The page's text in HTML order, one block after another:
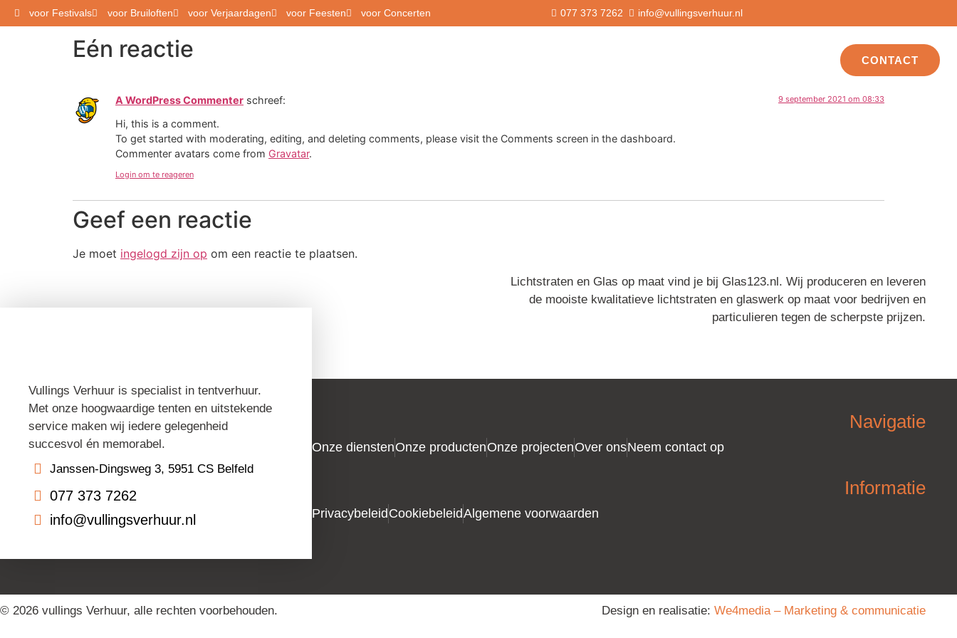
voor Festivals voor Bruiloften voor Verjaardagen voor Feesten voor Concerten 077 373 7262 info@vullingsverhuur.nl
CONTACT
Welcome to WordPress. This is your first post. Edit or delete it, then start writing!
Eén reactie
A WordPress Commenter schreef: 9 september 2021 om 08:33
Hi, this is a comment.
To get started with moderating, editing, and deleting comments, please visit the Comments screen in the dashboard.
Commenter avatars come from Gravatar.
Login om te reageren
Geef een reactie
Je moet ingelogd zijn op om een reactie te plaatsen.
Lichtstraten en Glas op maat vind je bij Glas123.nl. Wij produceren en leveren
de mooiste kwalitatieve lichtstraten en glaswerk op maat voor bedrijven en
particulieren tegen de scherpste prijzen.
Vullings Verhuur is specialist in tentverhuur.
Met onze hoogwaardige tenten en uitstekende
service maken wij iedere gelegenheid
succesvol én memorabel.
Janssen-Dingsweg 3, 5951 CS Belfeld
077 373 7262
info@vullingsverhuur.nl
Navigatie
Onze dienstenOnze productenOnze projectenOver onsNeem contact op
Informatie
PrivacybeleidCookiebeleidAlgemene voorwaarden
© 2026 vullings Verhuur, alle rechten voorbehouden. Design en realisatie: We4media – Marketing & communicatie